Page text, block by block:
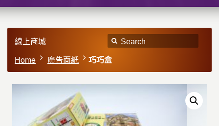
線上商城
Home
廣告面紙 巧巧盒